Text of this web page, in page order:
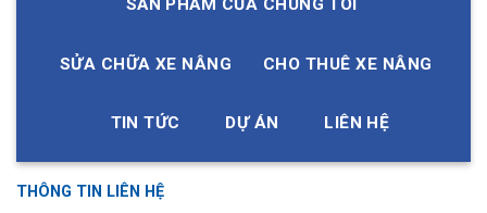
SẢN PHẨM CỦA CHÚNG TÔI
SỬA CHỮA XE NÂNG CHO THUÊ XE NÂNG
TIN TỨC DỰ ÁN LIÊN HỆ
THÔNG TIN LIÊN HỆ